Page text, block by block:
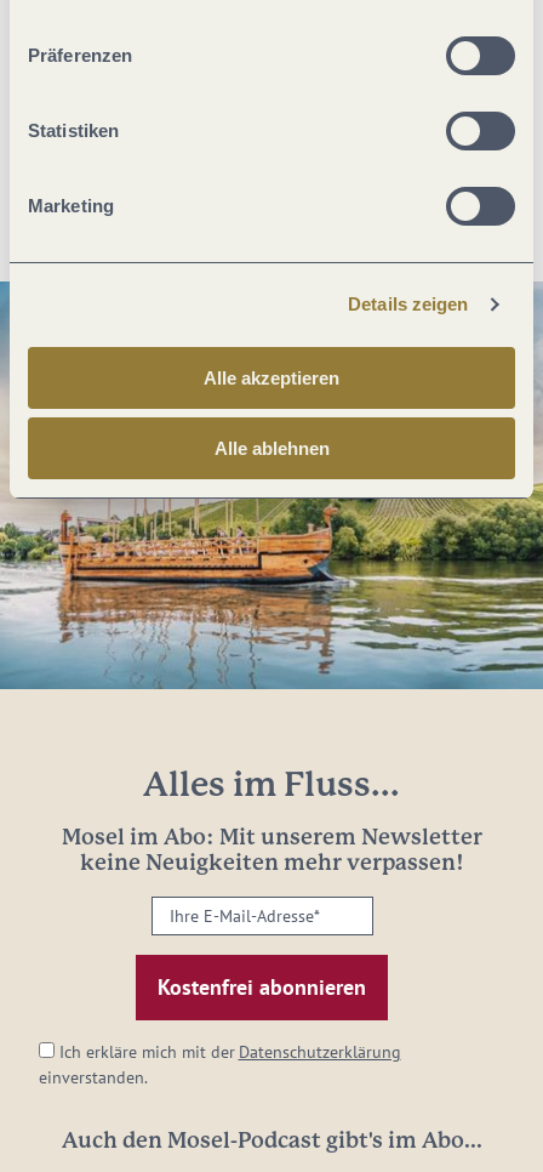
Präferenzen
Statistiken
Marketing
Details zeigen
Alle akzeptieren
Alle ablehnen
PDF erzeugen
Alles im Fluss...
Mosel im Abo: Mit unserem Newsletter
keine Neuigkeiten mehr verpassen!
Ihre
E-
Mail-
Adresse:
Ich erkläre mich mit der Datenschutzerklärung
einverstanden.
Auch den Mosel-Podcast gibt's im Abo...